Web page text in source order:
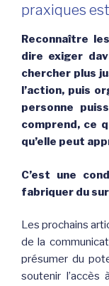
praxiques
Reconnaître
dire exiger
chercher plus
l’action, puis
personne
comprend, ce
qu’elle peut
C’est une
fabriquer du
Les prochains
de la
présumer du
soutenir l’accès